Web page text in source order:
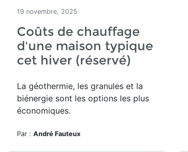
19 novembre, 2025
Coûts de chauffage
d'une maison typique
cet hiver (réservé)
La géothermie, les granules et la
biénergie sont les options les plus
économiques.
Par : André Fauteux